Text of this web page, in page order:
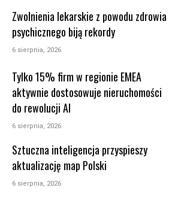
Zwolnienia lekarskie z powodu zdrowia
psychicznego biją rekordy
6 sierpnia, 2026
Tylko 15% firm w regionie EMEA
aktywnie dostosowuje nieruchomości
do rewolucji AI
6 sierpnia, 2026
Sztuczna inteligencja przyspieszy
aktualizację map Polski
6 sierpnia, 2026